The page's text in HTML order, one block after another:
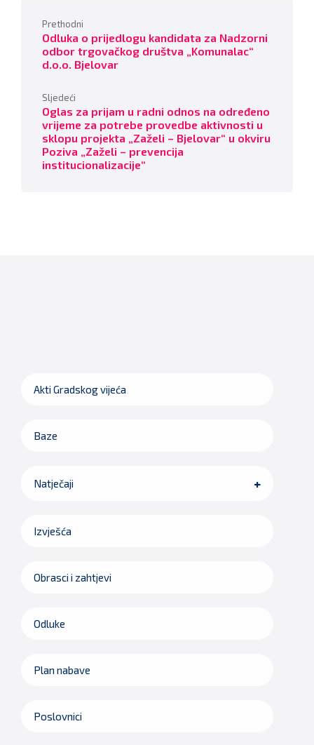
Prethodni
Odluka o prijedlogu kandidata za Nadzorni
odbor trgovačkog društva „Komunalac“
d.o.o. Bjelovar
Sljedeći
Oglas za prijam u radni odnos na određeno
vrijeme za potrebe provedbe aktivnosti u
sklopu projekta „Zaželi – Bjelovar“ u okviru
Poziva „Zaželi – prevencija
institucionalizacije“
Akti Gradskog vijeća
Baze
Natječaji
Izvješća
Obrasci i zahtjevi
Odluke
Plan nabave
Poslovnici